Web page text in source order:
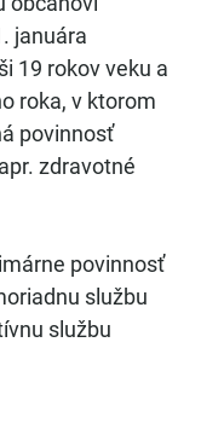
januára
19 rokov veku a
roka, v ktorom
povinnosť
zdravotné
povinnosť
službu
službu